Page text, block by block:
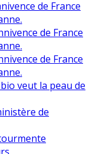
de France
de France
de France
veut la peau de
de